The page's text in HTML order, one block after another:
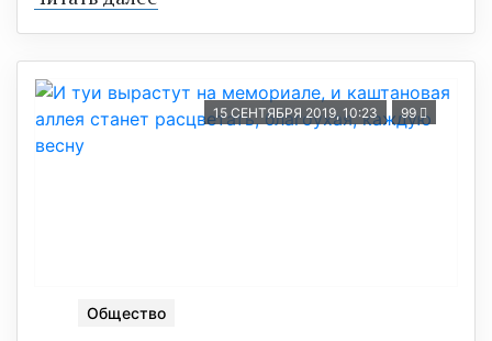
15 СЕНТЯБРЯ 2019, 10:23 99
Общество